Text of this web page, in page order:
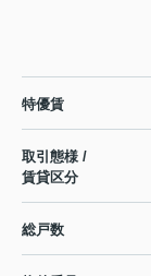
特優賃
取引態様 /
賃貸区分
総戸数